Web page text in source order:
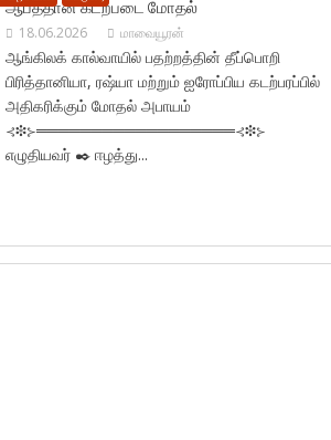
ஆபத்தான கடற்படை மோதல்
18.06.2026 மாவையூரன்
ஆங்கிலக் கால்வாயில் பதற்றத்தின் தீப்பொறி
பிரித்தானியா, ரஷ்யா மற்றும் ஐரோப்பிய கடற்பரப்பில்
அதிகரிக்கும் மோதல் அபாயம்
⊰❉⊱══════════════════⊰❉⊱
எழுதியவர் ✒️ ஈழத்து...